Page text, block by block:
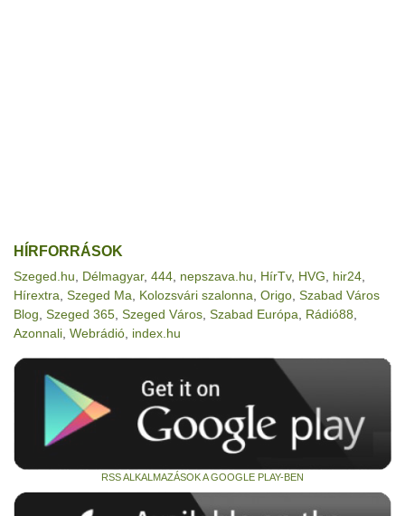
HÍRFORRÁSOK
Szeged.hu Délmagyar, 444 nepszava.hu HírTv, HVG hir24
Hírextra Szeged Ma Kolozsvári szalonna Origo Szabad Város
Blog Szeged 365 Szeged Város Szabad Európa Rádió88
Azonnali Webrádió index.hu
RSS ALKALMAZÁSOK A GOOGLE PLAY-BEN